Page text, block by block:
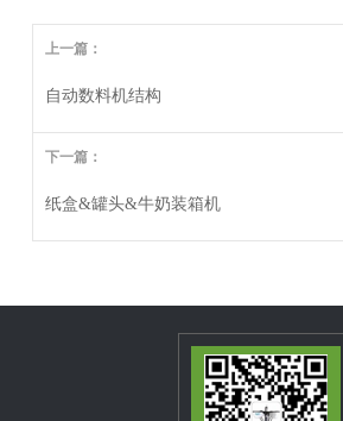
上一篇：
自动数料机结构
下一篇：
纸盒&罐头&牛奶装箱机